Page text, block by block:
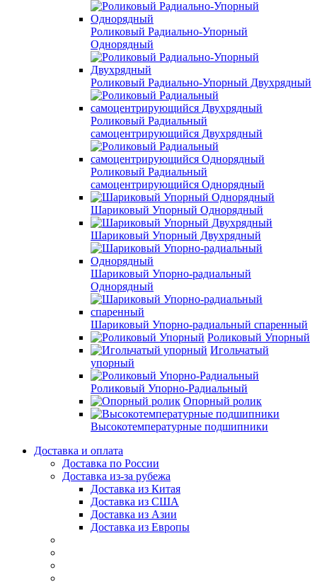
Роликовый Радиально-Упорный
Однорядный
Роликовый Радиально-Упорный Двухрядный
Роликовый Радиальный
самоцентрирующийся Двухрядный
Роликовый Радиальный
самоцентрирующийся Однорядный
Шариковый Упорный Однорядный
Шариковый Упорный Двухрядный
Шариковый Упорно-радиальный
Однорядный
Шариковый Упорно-радиальный спаренный
Роликовый Упорный
Игольчатый
упорный
Роликовый Упорно-Радиальный
Опорный ролик
Высокотемпературные подшипники
Доставка и оплата
Доставка по России
Доставка из-за рубежа
Доставка из Китая
Доставка из США
Доставка из Азии
Доставка из Европы